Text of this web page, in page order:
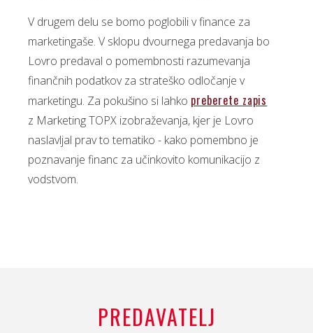
V drugem delu se bomo poglobili v finance za
marketingaše. V sklopu dvournega predavanja bo
Lovro predaval o pomembnosti razumevanja
finančnih podatkov za strateško odločanje v
marketingu. Za pokušino si lahko preberete zapis
z Marketing TOPX izobraževanja, kjer je Lovro
naslavljal prav to tematiko - kako pomembno je
poznavanje financ za učinkovito komunikacijo z
vodstvom.
PREDAVATELJ